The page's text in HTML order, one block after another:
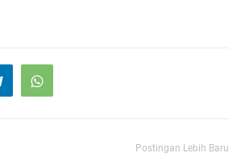
Postingan Lebih Baru